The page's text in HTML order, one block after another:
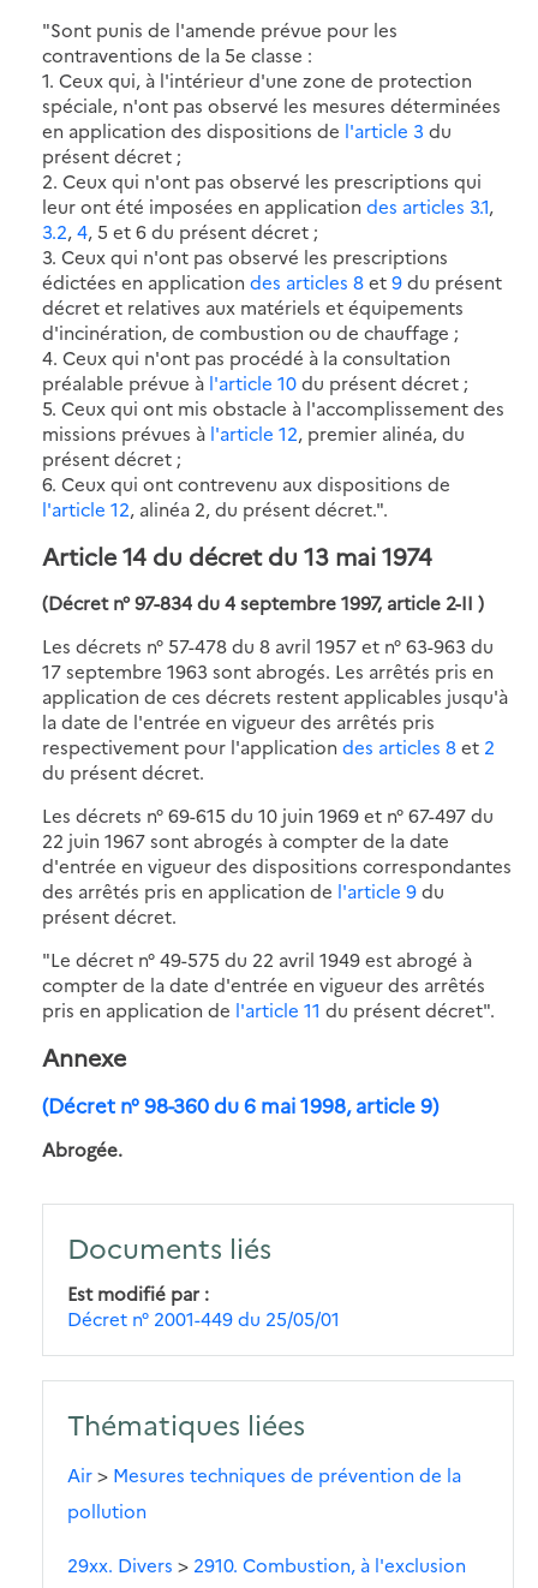
"Sont punis de l'amende prévue pour les
contraventions de la 5e classe :
1. Ceux qui, à l'intérieur d'une zone de protection
spéciale, n'ont pas observé les mesures déterminées
en application des dispositions de l'article 3 du
présent décret ;
2. Ceux qui n'ont pas observé les prescriptions qui
leur ont été imposées en application des articles 3.1,
3.2,4, 5 et 6 du présent décret ;
3. Ceux qui n'ont pas observé les prescriptions
édictées en application des articles 8et9du présent
décret et relatives aux matériels et équipements
d'incinération, de combustion ou de chauffage ;
4. Ceux qui n'ont pas procédé à la consultation
préalable prévue à l'article 10du présent décret ;
5. Ceux qui ont mis obstacle à l'accomplissement des
missions prévues à l'article 12, premier alinéa, du
présent décret ;
6. Ceux qui ont contrevenu aux dispositions de
l'article 12, alinéa 2, du présent décret.".
Article 14 du décret du 13 mai 1974
(Décret n° 97-834 du 4 septembre 1997, article 2-II )
Les décrets n° 57-478 du 8 avril 1957 et n° 63-963 du
17 septembre 1963 sont abrogés. Les arrêtés pris en
application de ces décrets restent applicables jusqu'à
la date de l'entrée en vigueur des arrêtés pris
respectivement pour l'application des articles 8et 2
du présent décret.
Les décrets n° 69-615 du 10 juin 1969 et n° 67-497 du
22 juin 1967 sont abrogés à compter de la date
d'entrée en vigueur des dispositions correspondantes
des arrêtés pris en application de l'article 9du
présent décret.
"Le décret n° 49-575 du 22 avril 1949 est abrogé à
compter de la date d'entrée en vigueur des arrêtés
pris en application de l'article 11 du présent décret".
Annexe
(Décret n° 98-360 du 6 mai 1998, article 9)
Abrogée.
Documents liés
Est modifié par
Décret n° 2001-449 du 25/05/01
Thématiques liées
Air> Mesures techniques de prévention de la
pollution
29xx. Divers > 2910. Combustion, à l'exclusion